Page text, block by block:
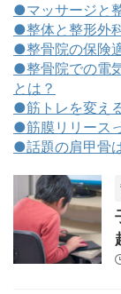
●マッサージと
●整体と整形外
●整骨院の保険
●整骨院での電
とは？
●筋トレを変え
●筋膜リリース
●話題の肩甲骨